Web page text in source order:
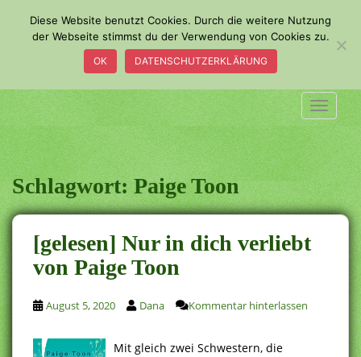
o
m
a
i
n
c
o
n
t
e
n
t
Schlagwort:Paige Toon
[gelesen] Nur in dich verliebt
von Paige Toon
August 5, 2020 Dana Kommentar hinterlassen
Mit gleich zwei Schwestern, die
Diese Website benutzt Cookies. Durch die weitere Nutzung
der Webseite stimmst du der Verwendung von Cookies zu.
OK DATENSCHUTZERKLÄRUNG